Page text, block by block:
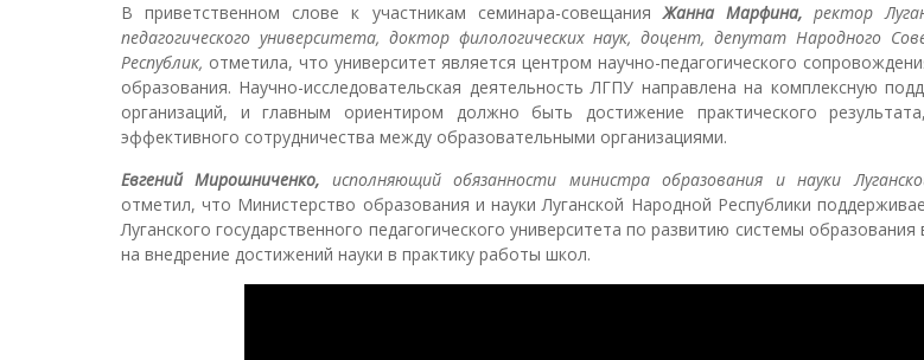
В приветственном слове к участникам семинара-совещанияЖанна Марфина,ректор
педагогического университета, доктор филологических наук, доцент, депутат Народного
Республик, отметила, что университет является центром научно-педагогического
образования. Научно-исследовательская деятельность ЛГПУ направлена на комплексную
организаций, и главным ориентиром должно быть достижение практического
эффективного сотрудничества между образовательными организациями.
Евгений Мирошниченко, исполняющий обязанности министра образования и науки
отметил, что Министерство образования и науки Луганской Народной Республики
Луганского государственного педагогического университета по развитию системы
на внедрение достижений науки в практику работы школ.